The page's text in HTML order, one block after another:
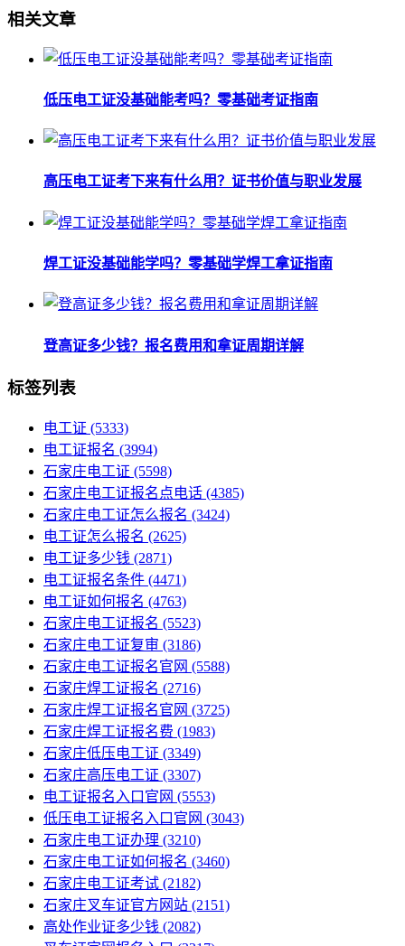
相关文章
低压电工证没基础能考吗？零基础考证指南
高压电工证考下来有什么用？证书价值与职业发展
焊工证没基础能学吗？零基础学焊工拿证指南
登高证多少钱？报名费用和拿证周期详解
标签列表
电工证 (5333)
电工证报名 (3994)
石家庄电工证 (5598)
石家庄电工证报名点电话 (4385)
石家庄电工证怎么报名 (3424)
电工证怎么报名 (2625)
电工证多少钱 (2871)
电工证报名条件 (4471)
电工证如何报名 (4763)
石家庄电工证报名 (5523)
石家庄电工证复审 (3186)
石家庄电工证报名官网 (5588)
石家庄焊工证报名 (2716)
石家庄焊工证报名官网 (3725)
石家庄焊工证报名费 (1983)
石家庄低压电工证 (3349)
石家庄高压电工证 (3307)
电工证报名入口官网 (5553)
低压电工证报名入口官网 (3043)
石家庄电工证办理 (3210)
石家庄电工证如何报名 (3460)
石家庄电工证考试 (2182)
石家庄叉车证官方网站 (2151)
高处作业证多少钱 (2082)